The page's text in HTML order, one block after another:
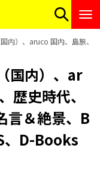
内）、aruco 国内、島旅、
国内）、ar
歴史時代、
言＆絶景、B
、D-Books